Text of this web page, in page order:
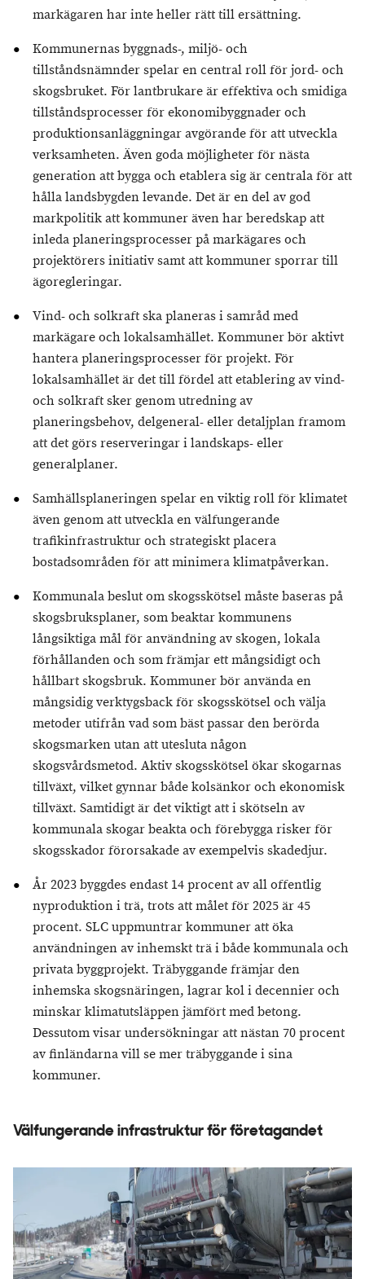
markägaren har inte heller rätt till ersättning.
Kommunernas byggnads-, miljö- och
tillståndsnämnder spelar en central roll för jord- och
skogsbruket. För lantbrukare är effektiva och smidiga
tillståndsprocesser för ekonomibyggnader och
produktionsanläggningar avgörande för att utveckla
verksamheten. Även goda möjligheter för nästa
generation att bygga och etablera sig är centrala för att
hålla landsbygden levande. Det är en del av god
markpolitik att kommuner även har beredskap att
inleda planeringsprocesser på markägares och
projektörers initiativ samt att kommuner sporrar till
ägoregleringar.
Vind- och solkraft ska planeras i samråd med
markägare och lokalsamhället. Kommuner bör aktivt
hantera planeringsprocesser för projekt. För
lokalsamhället är det till fördel att etablering av vind-
och solkraft sker genom utredning av
planeringsbehov, delgeneral- eller detaljplan framom
att det görs reserveringar i landskaps- eller
generalplaner.
Samhällsplaneringen spelar en viktig roll för klimatet
även genom att utveckla en välfungerande
trafikinfrastruktur och strategiskt placera
bostadsområden för att minimera klimatpåverkan.
Kommunala beslut om skogsskötsel måste baseras på
skogsbruksplaner, som beaktar kommunens
långsiktiga mål för användning av skogen, lokala
förhållanden och som främjar ett mångsidigt och
hållbart skogsbruk. Kommuner bör använda en
mångsidig verktygsback för skogsskötsel och välja
metoder utifrån vad som bäst passar den berörda
skogsmarken utan att utesluta någon
skogsvårdsmetod. Aktiv skogsskötsel ökar skogarnas
tillväxt, vilket gynnar både kolsänkor och ekonomisk
tillväxt. Samtidigt är det viktigt att i skötseln av
kommunala skogar beakta och förebygga risker för
skogsskador förorsakade av exempelvis skadedjur.
År 2023 byggdes endast 14 procent av all offentlig
nyproduktion i trä, trots att målet för 2025 är 45
procent. SLC uppmuntrar kommuner att öka
användningen av inhemskt trä i både kommunala och
privata byggprojekt. Träbyggande främjar den
inhemska skogsnäringen, lagrar kol i decennier och
minskar klimatutsläppen jämfört med betong.
Dessutom visar undersökningar att nästan 70 procent
av finländarna vill se mer träbyggande i sina
kommuner.
Välfungerande infrastruktur för företagandet